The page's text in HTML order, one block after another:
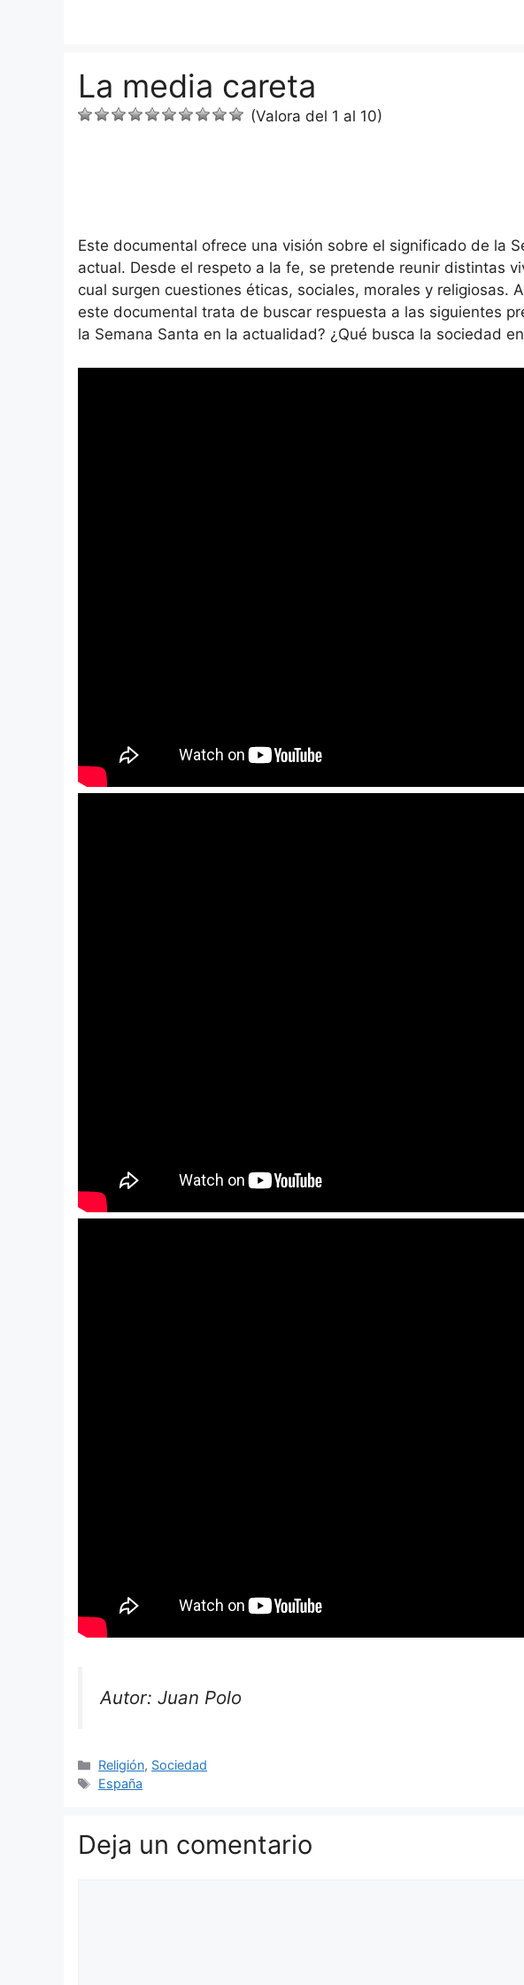
La media careta
(Valora del 1 al 10)
Este documental ofrece una visión sobre el significado de la
actual. Desde el respeto a la fe, se pretende reunir distintas
cual surgen cuestiones éticas, sociales, morales y religiosas.
este documental trata de buscar respuesta a las siguientes
la Semana Santa en la actualidad? ¿Qué busca la sociedad
Autor: Juan Polo
Categorías
Religión, Sociedad
Etiquetas
España
Deja un comentario